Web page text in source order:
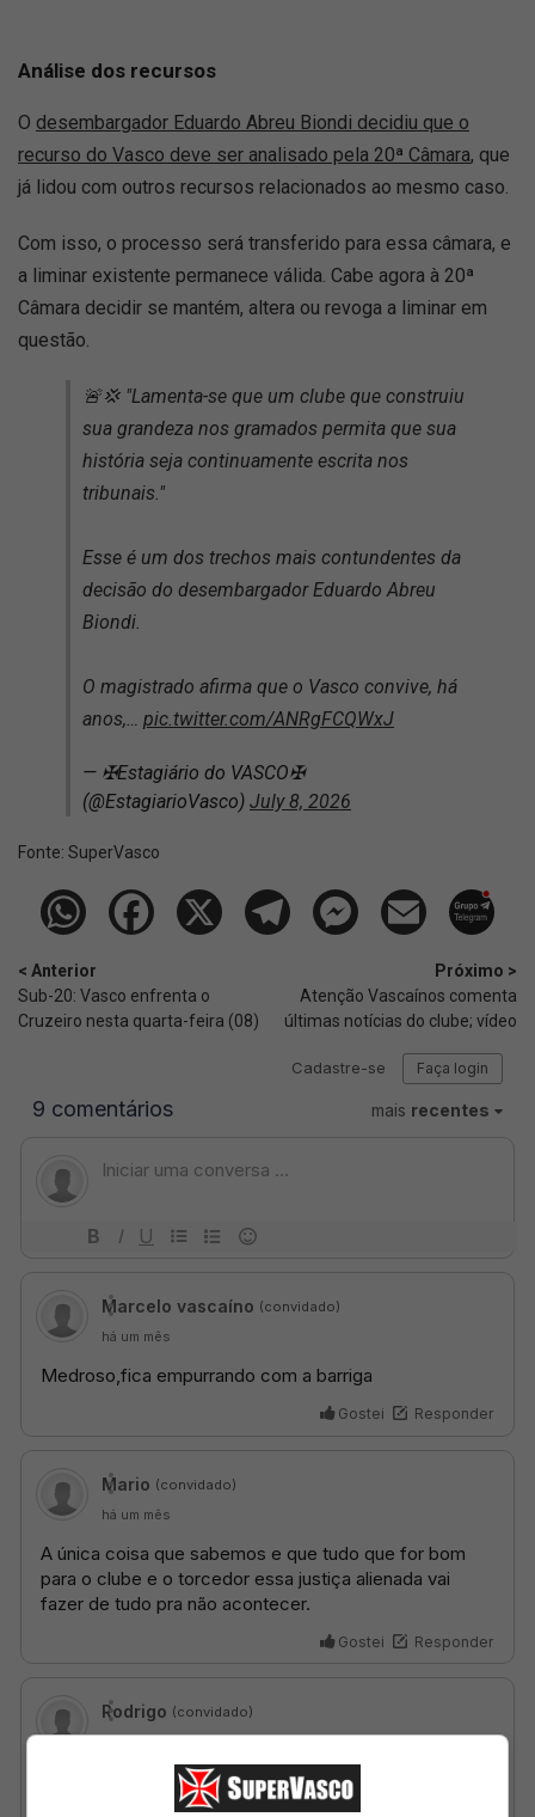
Análise dos recursos
O desembargador Eduardo Abreu Biondi decidiu que o
recurso do Vasco deve ser analisado pela 20ª Câmara, que
já lidou com outros recursos relacionados ao mesmo caso.
Com isso, o processo será transferido para essa câmara, e
a liminar existente permanece válida. Cabe agora à 20ª
Câmara decidir se mantém, altera ou revoga a liminar em
questão.
🚨💢 "Lamenta-se que um clube que construiu
sua grandeza nos gramados permita que sua
história seja continuamente escrita nos
tribunais."
Esse é um dos trechos mais contundentes da
decisão do desembargador Eduardo Abreu
Biondi.
O magistrado afirma que o Vasco convive, há
anos,… pic.twitter.com/ANRgFCQWxJ
— ✠Estagiário do VASCO✠
(@EstagiarioVasco) July 8, 2026
Fonte: SuperVasco‎‎‎‎‎‎
< Anterior
Sub-20: Vasco enfrenta o
Cruzeiro nesta quarta-feira (08)
Próximo >
Atenção Vascaínos comenta
últimas notícias do clube; vídeo